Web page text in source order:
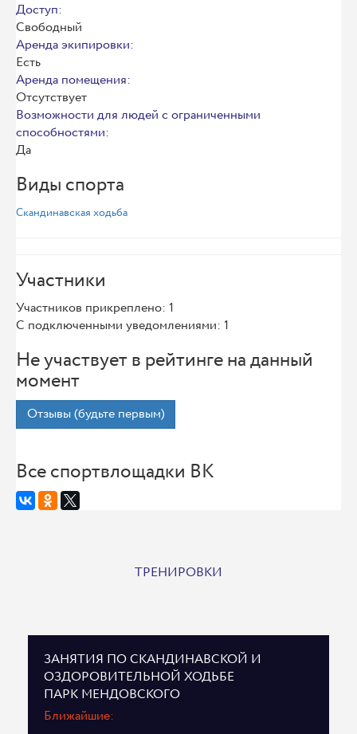
Доступ:
Свободный
Аренда экипировки:
Есть
Аренда помещения:
Отсутствует
Возможности для людей с ограниченными
способностями:
Да
Виды спорта
Скандинавская ходьба
Участники
Участников прикреплено: 1
С подключенными уведомлениями: 1
Не участвует в рейтинге на данный
момент
Отзывы (будьте первым)
Все спортвлощадки ВК
ТРЕНИРОВКИ
ЗАНЯТИЯ ПО СКАНДИНАВСКОЙ И
ОЗДОРОВИТЕЛЬНОЙ ХОДЬБЕ
ПАРК МЕНДОВСКОГО
Ближайшие: